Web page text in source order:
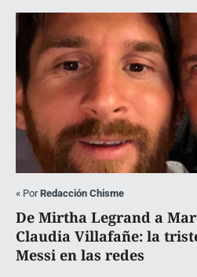
« PorRedacción Chisme
De Mirtha Legrand a
Claudia Villafañe: la
Messi en las redes